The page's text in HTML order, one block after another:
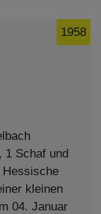
1958
1 Schaf und
kleinen
04. Januar